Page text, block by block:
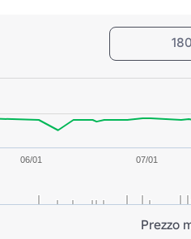
06/01 07/01
Prezzo